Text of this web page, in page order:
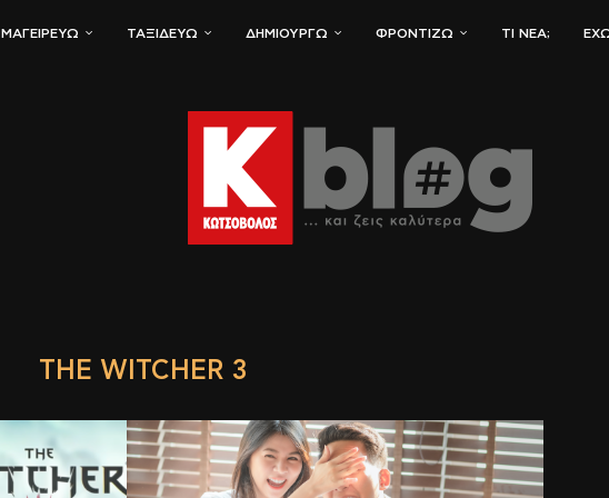
ΜΑΓΕΙΡΕΎΩ ΤΑΞΙΔΕΎΩ ΔΗΜΙΟΥΡΓΏ ΦΡΟΝΤΊΖΩ ΤΙ ΝΈΑ;
THE WITCHER 3